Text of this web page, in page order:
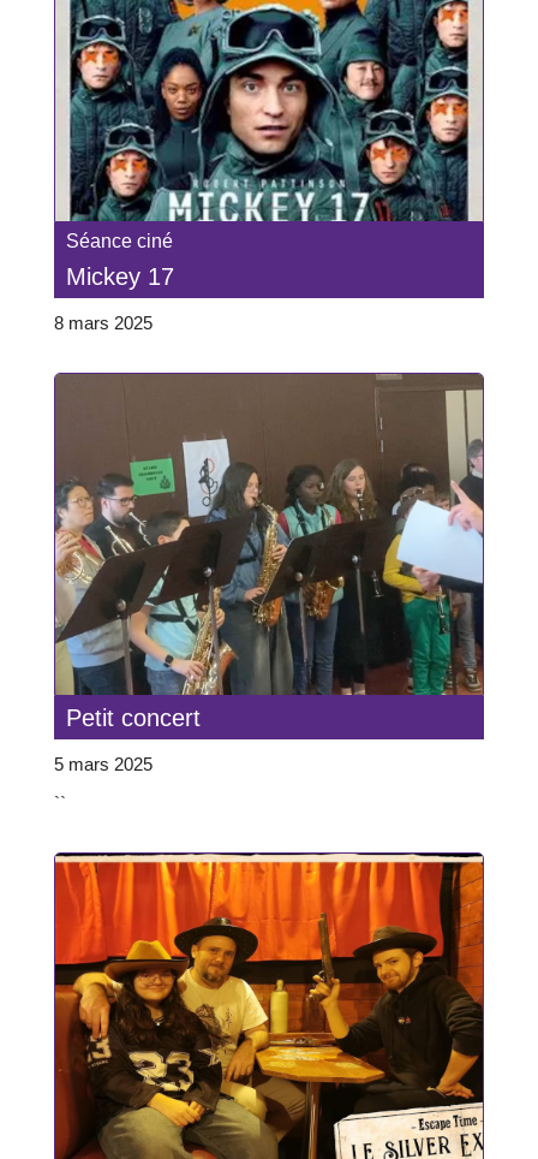
Séance ciné
Mickey 17
8 mars 2025
Petit concert
5 mars 2025
``